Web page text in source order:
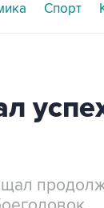
Спорт